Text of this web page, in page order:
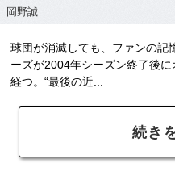
岡野誠
球団が消滅しても、ファンの
ーズが2004年シーズン終了後
経つ。“最後の近...
続き